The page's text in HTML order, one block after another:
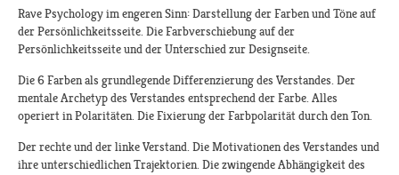
Rave Psychology im engeren Sinn: Darstellung der Farben und Töne auf
der Persönlichkeitsseite. Die Farbverschiebung auf der
Persönlichkeitsseite und der Unterschied zur Designseite.
Die 6 Farben als grundlegende Differenzierung des Verstandes. Der
mentale Archetyp des Verstandes entsprechend der Farbe. Alles
operiert in Polaritäten. Die Fixierung der Farbpolarität durch den Ton.
Der rechte und der linke Verstand. Die Motivationen des Verstandes und
ihre unterschiedlichen Trajektorien. Die zwingende Abhängigkeit des